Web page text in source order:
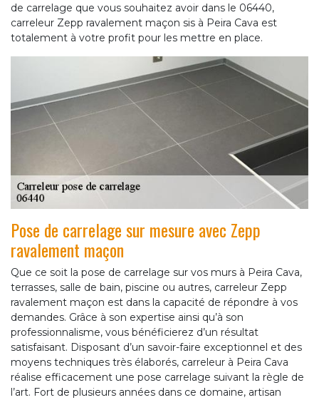
de carrelage que vous souhaitez avoir dans le 06440,
carreleur Zepp ravalement maçon sis à Peira Cava est
totalement à votre profit pour les mettre en place.
Pose de carrelage sur mesure avec Zepp
ravalement maçon
Que ce soit la pose de carrelage sur vos murs à Peira Cava,
terrasses, salle de bain, piscine ou autres, carreleur Zepp
ravalement maçon est dans la capacité de répondre à vos
demandes. Grâce à son expertise ainsi qu’à son
professionnalisme, vous bénéficierez d’un résultat
satisfaisant. Disposant d’un savoir-faire exceptionnel et des
moyens techniques très élaborés, carreleur à Peira Cava
réalise efficacement une pose carrelage suivant la règle de
l’art. Fort de plusieurs années dans ce domaine, artisan